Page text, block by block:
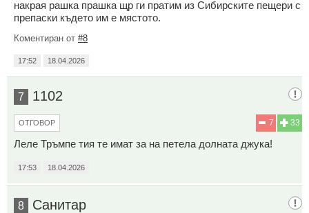
накрая рашка прашка щр ги пратим из Сибирските пещери с
препаски където им е мястото.
Коментиран от #8
17:52 18.04.2026
7 1102
33
7
ОТГОВОР
Леле Тръмпе тия те имат за на петела долната джука!
17:53 18.04.2026
8 Санитар